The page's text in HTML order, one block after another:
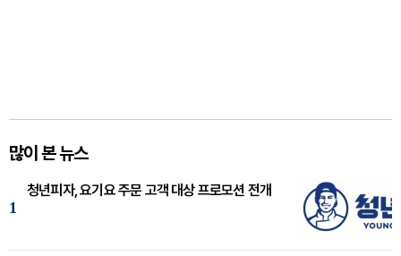
많이 본 뉴스
1
청년피자, 요기요 주문 고객 대상 프로모션 전개